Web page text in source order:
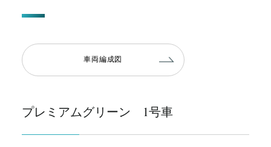
車両編成図
プレミアムグリーン 1号車